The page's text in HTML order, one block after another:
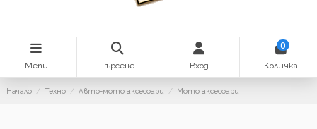
Menu Търсене Вход
0
Количка
Начало Техно Авто-мото аксесоари Мото аксесоари